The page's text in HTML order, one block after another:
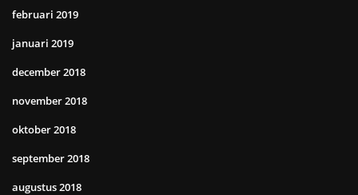
februari 2019
januari 2019
december 2018
november 2018
oktober 2018
september 2018
augustus 2018